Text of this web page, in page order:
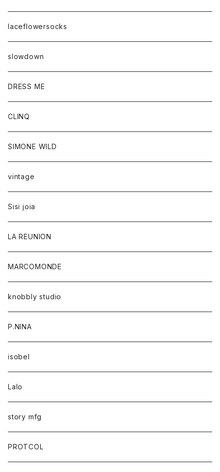
laceflowersocks
slowdown
DRESS ME
CLINQ
SIMONE WILD
vintage
Sisi joia
LA REUNION
MARCOMONDE
knobbly studio
P.NINA
isobel
Lalo
story mfg
PROTCOL